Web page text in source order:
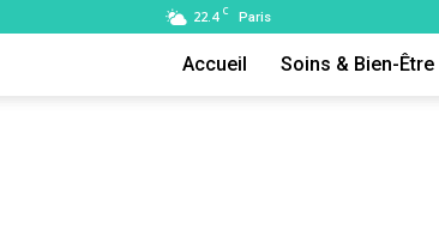
22.4 C Paris
Accueil Soins & Bien-Être